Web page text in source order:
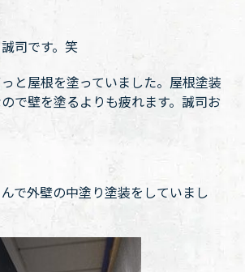
司です。笑
と屋根を塗っていました。屋根塗装
で壁を塗るよりも疲れます。誠司お
で外壁の中塗り塗装をしていまし